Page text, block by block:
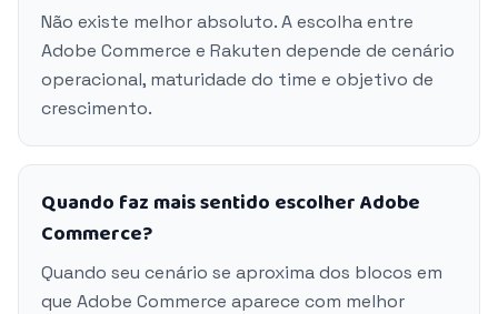
Não existe melhor absoluto. A escolha entre
Adobe Commerce e Rakuten depende de cenário
operacional, maturidade do time e objetivo de
crescimento.
Quando faz mais sentido escolher Adobe
Commerce?
Quando seu cenário se aproxima dos blocos em
que Adobe Commerce aparece com melhor